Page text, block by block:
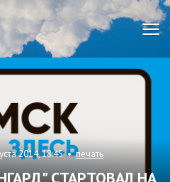
2014, 18:45 •печать